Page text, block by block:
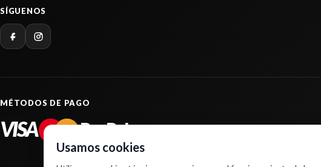
SÍGUENOS
MÉTODOS DE PAGO
VISA PayPal
Usamos cookies